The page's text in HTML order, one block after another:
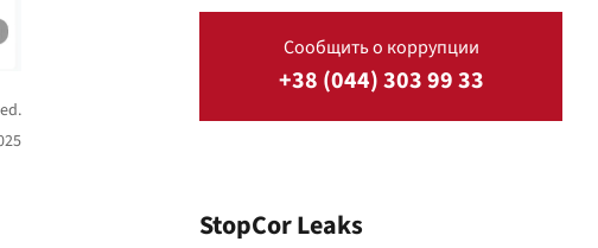
Сообщить о коррупции
+38 (044) 303 99 33
StopCor Leaks